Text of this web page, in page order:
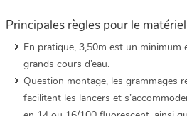
Principales règles pour le matériel
En pratique, 3,50m est un minimum
grands cours d’eau.
Question montage, les grammages
facilitent les lancers et